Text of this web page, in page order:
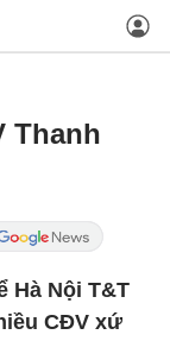
Thanh
Hà Nội T&T
CĐV xứ